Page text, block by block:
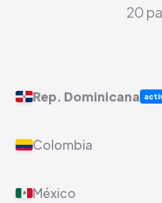
20
Rep. Dominicana
Colombia
México